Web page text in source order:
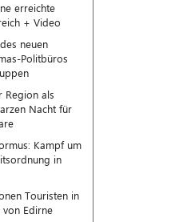
erreichte
+ Video
neuen
Politbüros
Region als
Nacht für
Kampf um
in
Touristen in
Edirne